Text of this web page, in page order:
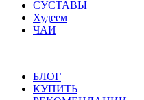
СУСТАВЫ
Худеем
ЧАИ
БЛОГ
КУПИТЬ